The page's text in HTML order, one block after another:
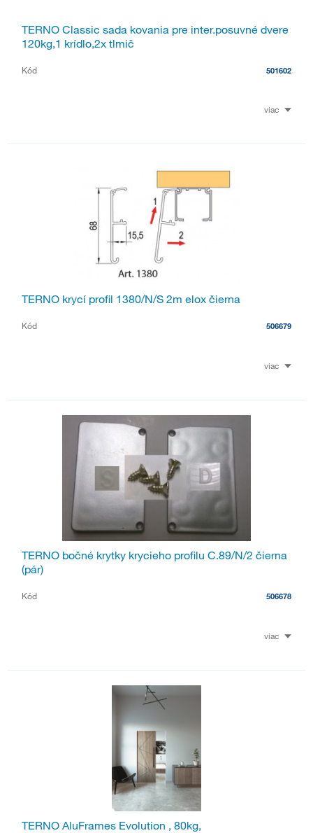
TERNO Classic sada kovania pre inter.posuvné dvere
120kg,1 krídlo,2x tlmič
Kód 501602
viac
TERNO krycí profil 1380/N/S 2m elox čierna
Kód 506679
viac
TERNO bočné krytky krycieho profilu C.89/N/2 čierna
(pár)
Kód 506678
viac
TERNO AluFrames Evolution , 80kg,